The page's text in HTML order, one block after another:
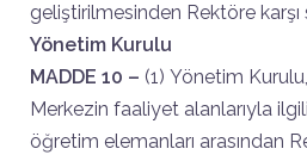
geliştirilmesinden Rektöre karşı
Yönetim Kurulu
MADDE 10 – (1) Yönetim
Merkezin faaliyet alanlarıyla
öğretim elemanları arasından